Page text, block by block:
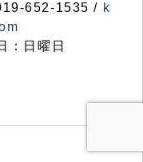
652-1535 / k
：日曜日